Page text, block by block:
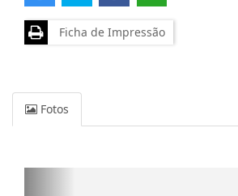
Ficha de Impressão
Fotos